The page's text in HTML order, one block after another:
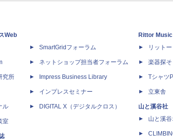
Web
究所
ル
室
SmartGridフォーラム
ネットショップ担当者フォーラム
Impress Business Library
インプレスセミナー
DIGITAL X（デジタルクロス）
Rittor Music
リット
楽器探そ
Tシャツ
立東舎
山と溪谷社
山と溪